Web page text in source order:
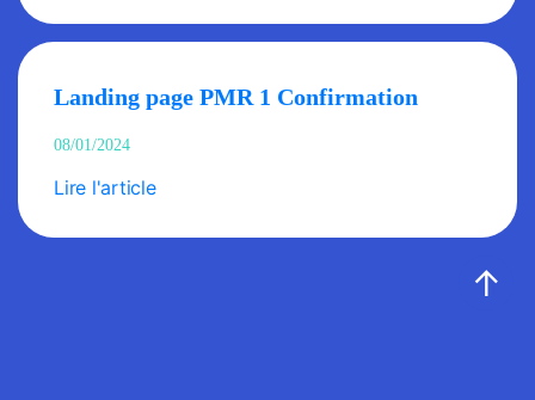
Landing page PMR 1 Confirmation
08/01/2024
Lire l'article
↑